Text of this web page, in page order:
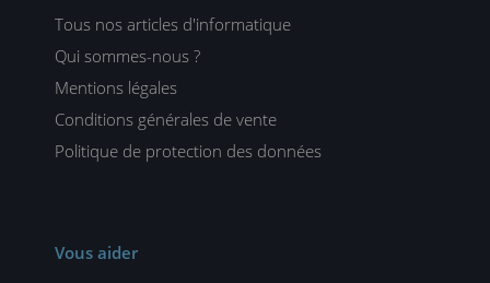
Tous nos articles d'informatique
Qui sommes-nous ?
Mentions légales
Conditions générales de vente
Politique de protection des données
Vous aider